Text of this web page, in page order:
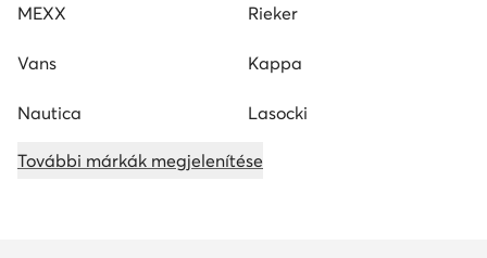
MEXX Rieker
Vans Kappa
Nautica Lasocki
További márkák megjelenítése